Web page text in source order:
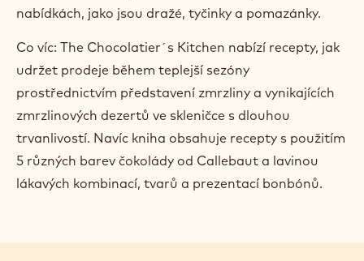
nabídkách, jako jsou dražé, tyčinky a pomazánky.
Co víc: The Chocolatier´s Kitchen nabízí recepty, jak
udržet prodeje během teplejší sezóny
prostřednictvím představení zmrzliny a vynikajících
zmrzlinových dezertů ve skleničce s dlouhou
trvanlivostí. Navíc kniha obsahuje recepty s použitím
5 různých barev čokolády od Callebaut a lavinou
lákavých kombinací, tvarů a prezentací bonbónů.